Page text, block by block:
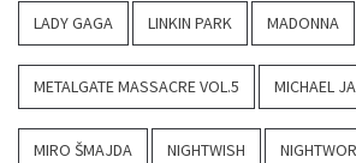
LADY GAGA LINKIN PARK MADONNA
METALGATE MASSACRE VOL.5 MICHAEL
MIRO ŠMAJDA NIGHTWISH